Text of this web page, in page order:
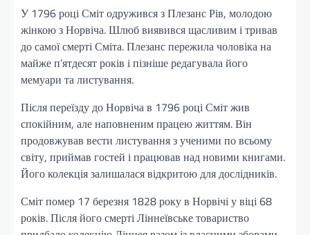
У 1796 році Сміт одружився з Плезанс Рів, молодою
жінкою з Норвіча. Шлюб виявився щасливим і тривав
до самої смерті Сміта. Плезанс пережила чоловіка на
майже п’ятдесят років і пізніше редагувала його
мемуари та листування.
Після переїзду до Норвіча в 1796 році Сміт жив
спокійним, але наповненим працею життям. Він
продовжував вести листування з ученими по всьому
світу, приймав гостей і працював над новими книгами.
Його колекція залишалася відкритою для дослідників.
Сміт помер 17 березня 1828 року в Норвічі у віці 68
років. Після його смерті Ліннеївське товариство